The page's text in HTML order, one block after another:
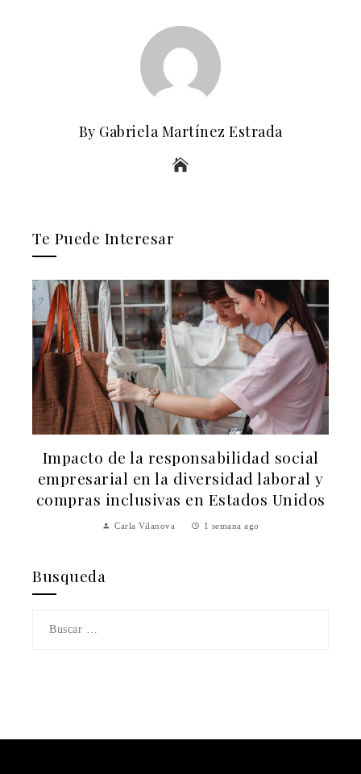
By Gabriela Martínez Estrada
Te Puede Interesar
Los 10 escándalos de trabajo infantil
que cambiaron la industria textil
Valeria Pineda 2 semanas ago
Busqueda